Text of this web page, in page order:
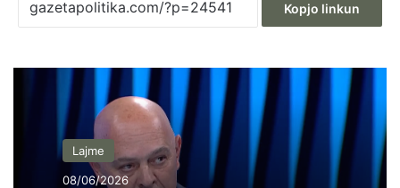
Kopjo linkun
Lajme
08/06/2026